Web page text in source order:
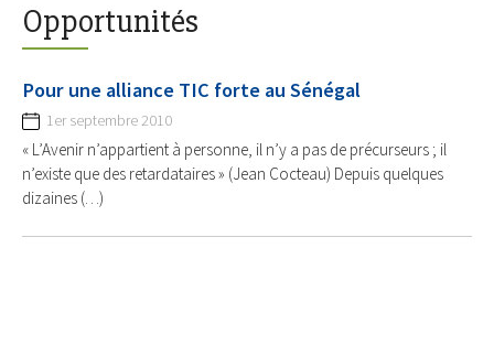
Opportunités
Pour une alliance TIC forte au Sénégal
1er septembre 2010
« L’Avenir n’appartient à personne, il n’y a pas de précurseurs ; il
n’existe que des retardataires » (Jean Cocteau) Depuis quelques
dizaines (…)